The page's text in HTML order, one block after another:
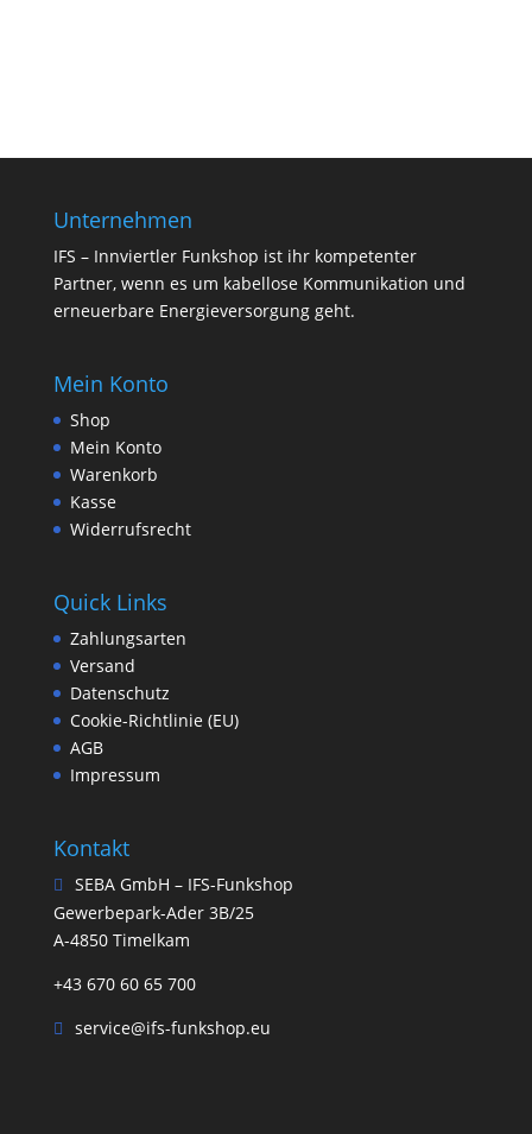
Unternehmen
IFS – Innviertler Funkshop ist ihr kompetenter
Partner, wenn es um kabellose Kommunikation und
erneuerbare Energieversorgung geht.
Mein Konto
Shop
Mein Konto
Warenkorb
Kasse
Widerrufsrecht
Quick Links
Zahlungsarten
Versand
Datenschutz
Cookie-Richtlinie (EU)
AGB
Impressum
Kontakt
SEBA GmbH – IFS-Funkshop
Gewerbepark-Ader 3B/25
A-4850 Timelkam
+43 670 60 65 700
service@ifs-funkshop.eu